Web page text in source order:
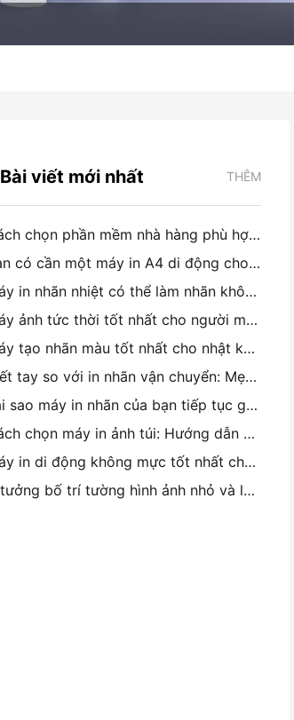
Bài viết mới nhất THÊM
Cách chọn phần mềm nhà hàng phù hợp cho nhà hàng nhỏ hoặc trung bình của bạn
Bạn có cần một máy in A4 di động cho hóa đơn kho không? Điều gì thực sự hoạt động
Máy in nhãn nhiệt có thể làm nhãn không thấm nước cho các sản phẩm doanh nghiệp nhỏ không?
Máy ảnh tức thời tốt nhất cho người mới bắt đầu không muốn lãng phí giấy
Máy tạo nhãn màu tốt nhất cho nhật ký và Scrapbooking: Thêm nhiều màu sắc vào mỗi trang
Viết tay so với in nhãn vận chuyển: Mẹo cho các doanh nghiệp nhỏ vào năm 2026
Tại sao máy in nhãn của bạn tiếp tục gây nhiễu?
Cách chọn máy in ảnh túi: Hướng dẫn hoàn chỉnh cho người dùng nhật ký, du lịch và iPhone
Máy in di động không mực tốt nhất cho du lịch, trường học và công việc di động: Hanin MT620 Pro Review
Ý tưởng bố trí tường hình ảnh nhỏ và lời khuyên cho trang trí phòng ngủ và ký túc xá